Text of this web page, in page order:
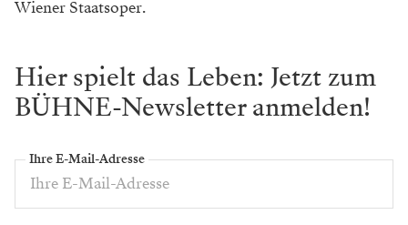
Wiener Staatsoper.
Hier spielt das Leben: Jetzt zum
BÜHNE-Newsletter anmelden!
Ihre E-Mail-Adresse